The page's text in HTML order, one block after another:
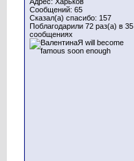
Сообщений: 65
Сказал(а) спасибо: 157
Поблагодарили 72 раз(а) в 35
сообщениях